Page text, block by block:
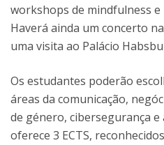
workshops de mindfulness
Haverá ainda um concerto
uma visita ao Palácio
Os estudantes poderão
áreas da comunicação,
de género, cibersegurança e
oferece 3 ECTS,